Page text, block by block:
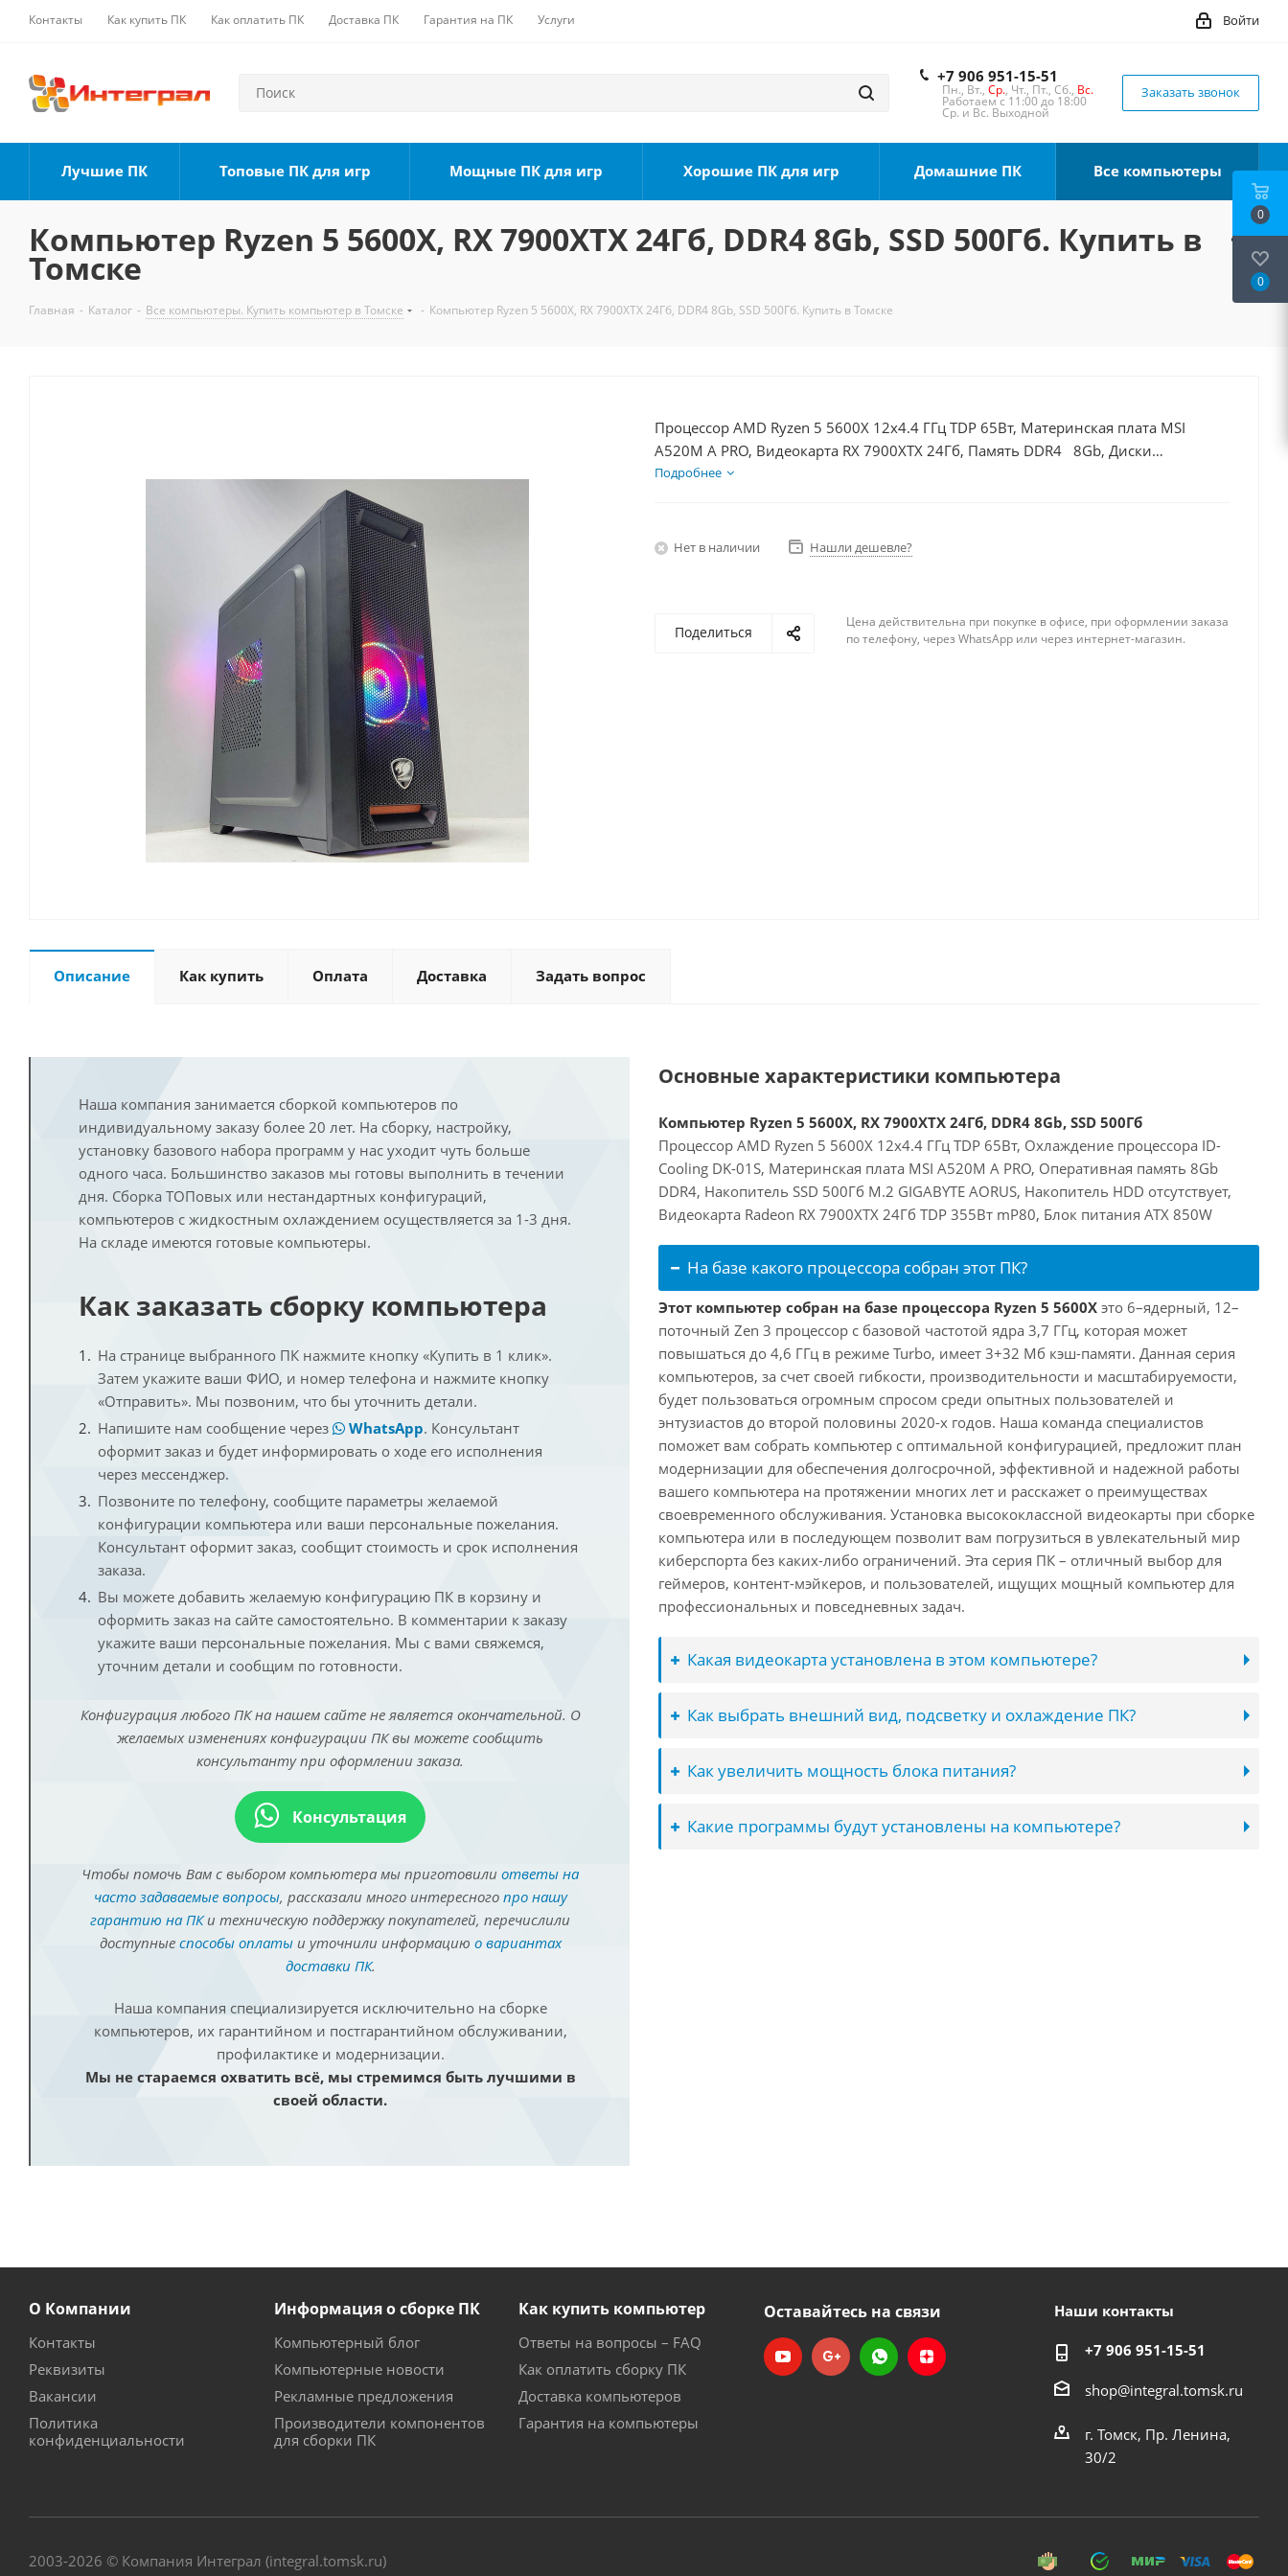
Контакты Как купить ПК Как оплатить ПК Доставка ПК Гарантия на ПК Услуги Войти
+7 906 951-15-51
Пн., Вт., Ср., Чт., Пт., Сб., Вс.
Работаем с 11:00 до 18:00
Ср. и Вс. Выходной
Заказать звонок
Лучшие ПК Топовые ПК для игр Мощные ПК для игр Хорошие ПК для игр Домашние ПК Все компьютеры
Компьютер Ryzen 5 5600X, RX 7900XTX 24Гб, DDR4 8Gb, SSD 500Гб. Купить в
Томске
Главная - Каталог - Все компьютеры. Купить компьютер в Томске - Компьютер Ryzen 5 5600X, RX 7900XTX 24Гб, DDR4 8Gb, SSD 500Гб. Купить в Томске
Процессор AMD Ryzen 5 5600X 12x4.4 ГГц TDP 65Вт, Материнская плата MSI
A520M A PRO, Видеокарта RX 7900XTX 24Гб, Память DDR4 8Gb, Диски
SSD 500Гб, БП 850Вт
Подробнее
Нет в наличии Нашли дешевле?
Поделиться
Цена действительна при покупке в офисе, при оформлении заказа
по телефону, через WhatsApp или через интернет-магазин.
Описание Как купить Оплата Доставка Задать вопрос
Наша компания занимается сборкой компьютеров по
индивидуальному заказу более 20 лет. На сборку, настройку,
установку базового набора программ у нас уходит чуть больше
одного часа. Большинство заказов мы готовы выполнить в течении
дня. Сборка ТОПовых или нестандартных конфигураций,
компьютеров с жидкостным охлаждением осуществляется за 1-3 дня.
На складе имеются готовые компьютеры.
Как заказать сборку компьютера
На странице выбранного ПК нажмите кнопку «Купить в 1 клик».
Затем укажите ваши ФИО, и номер телефона и нажмите кнопку
«Отправить». Мы позвоним, что бы уточнить детали.
Напишите нам сообщение через
WhatsApp. Консультант
оформит заказ и будет информировать о ходе его исполнения
через мессенджер.
Позвоните по телефону, сообщите параметры желаемой
конфигурации компьютера или ваши персональные пожелания.
Консультант оформит заказ, сообщит стоимость и срок исполнения
заказа.
Вы можете добавить желаемую конфигурацию ПК в корзину и
оформить заказ на сайте самостоятельно. В комментарии к заказу
укажите ваши персональные пожелания. Мы с вами свяжемся,
уточним детали и сообщим по готовности.
Конфигурация любого ПК на нашем сайте не является окончательной. О
желаемых изменениях конфигурации ПК вы можете сообщить
консультанту при оформлении заказа.
Консультация
Чтобы помочь Вам с выбором компьютера мы приготовили ответы на
часто задаваемые вопросы, рассказали много интересного про нашу
гарантию на ПКи техническую поддержку покупателей, перечислили
доступные способы оплатыи уточнили информацию о вариантах
доставки ПК.
Наша компания специализируется исключительно на сборке
компьютеров, их гарантийном и постгарантийном обслуживании,
профилактике и модернизации.
Мы не стараемся охватить всё, мы стремимся быть лучшими в
своей области.
Основные характеристики компьютера
Компьютер Ryzen 5 5600X, RX 7900XTX 24Гб, DDR4 8Gb, SSD 500Гб
Процессор AMD Ryzen 5 5600X 12x4.4 ГГц TDP 65Вт, Охлаждение процессора ID-
Cooling DK-01S, Материнская плата MSI A520M A PRO, Оперативная память 8Gb
DDR4, Накопитель SSD 500Гб M.2 GIGABYTE AORUS, Накопитель HDD отсутствует,
Видеокарта Radeon RX 7900XTX 24Гб TDP 355Вт mP80, Блок питания ATX 850W
На базе какого процессора собран этот ПК?
Этот компьютер собран на базе процессора Ryzen 5 5600X это 6–ядерный, 12–
поточный Zen 3 процессор с базовой частотой ядра 3,7 ГГц, которая может
повышаться до 4,6 ГГц в режиме Turbo, имеет 3+32 Мб кэш-памяти. Данная серия
компьютеров, за счет своей гибкости, производительности и масштабируемости,
будет пользоваться огромным спросом среди опытных пользователей и
энтузиастов до второй половины 2020-х годов. Наша команда специалистов
поможет вам собрать компьютер с оптимальной конфигурацией, предложит план
модернизации для обеспечения долгосрочной, эффективной и надежной работы
вашего компьютера на протяжении многих лет и расскажет о преимуществах
своевременного обслуживания. Установка высококлассной видеокарты при сборке
компьютера или в последующем позволит вам погрузиться в увлекательный мир
киберспорта без каких-либо ограничений. Эта серия ПК – отличный выбор для
геймеров, контент-мэйкеров, и пользователей, ищущих мощный компьютер для
профессиональных и повседневных задач.
Какая видеокарта установлена в этом компьютере?
Как выбрать внешний вид, подсветку и охлаждение ПК?
Как увеличить мощность блока питания?
Какие программы будут установлены на компьютере?
О Компании
Контакты
Реквизиты
Вакансии
Политика
конфиденциальности
Информация о сборке ПК
Компьютерный блог
Компьютерные новости
Рекламные предложения
Производители компонентов
для сборки ПК
Как купить компьютер
Ответы на вопросы – FAQ
Как оплатить сборку ПК
Доставка компьютеров
Гарантия на компьютеры
Оставайтесь на связи Наши контакты
+7 906 951-15-51
shop@integral.tomsk.ru
г. Томск, Пр. Ленина,
30/2
2003-2026 © Компания Интеграл (integral.tomsk.ru)
0
0